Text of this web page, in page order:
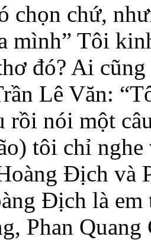
chọn chứ,
mình” Tôi
đó? Ai
Lê Văn:
rồi nói một
tôi chỉ
Địch và
Địch là em
Phan